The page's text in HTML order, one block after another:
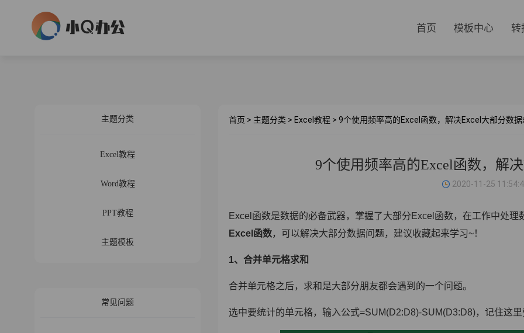
首页 模板中心 转
主题分类
Excel教程
Word教程
PPT教程
主题模板
常见问题
首页 > 主题分类 > Excel教程 > 9个使用频率高的Excel函数，解决Excel大部分数据
9个使用频率高的Excel函数，解
2020-11-25
Excel 函数是数据的必备武器，掌握了大部分Excel函数，在工作中处理
Excel函数，可以解决大部分数据问题，建议收藏起来学习~！
1、合并单元格求和
合并单元格之后，求和是大部分朋友都会遇到的一个问题。
选中要统计的单元格，输入公式=SUM(D2:D8)-SUM(D3:D8)，记住这